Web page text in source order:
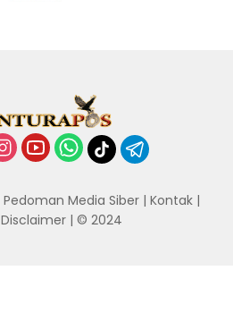
Pedoman Media Siber | Kontak |
Disclaimer | © 2024